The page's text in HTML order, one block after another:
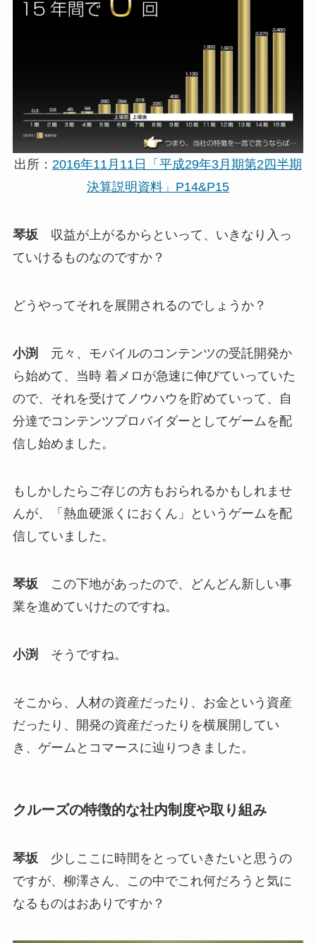
出所： 2016年11月11日「平成29年3月期第2四半期
決算説明資料」P14&P15
琴坂 収益が上がるからといって、いきなり入っ
ていけるものなのですか？
どうやってそれを展開されるのでしょうか？
小渕
元々、モバイルのコンテンツの受託開発か
ら始めて、当時 着メロが急速に伸びていっていた
ので、それを受けてノウハウを貯めていって、自
分達でコンテンツプロバイダーとしてゲームを配
信し始めました。
もしかしたらご存じの方もおられるかもしれませ
んが、「熱血硬派くにおくん」というゲームを配
信していました。
琴坂この下地があったので、どんどん新しい事
業を進めていけたのですね。
小渕 そうですね。
そこから、人材の資産だったり、お金という資産
だったり、開発の資産だったりを横展開してい
き、ゲームとコマースに辿りつきました。
クルーズの特徴的な社内制度や取り組み
琴坂少しここに時間をとっていきたいと思うの
ですが、柳澤さん、この中でこれ何だろうと気に
なるものはおありですか？